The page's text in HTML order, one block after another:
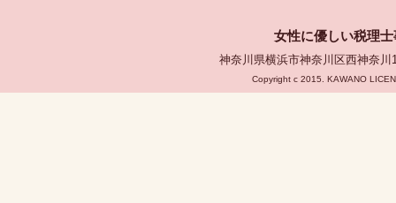
女性に優しい税理
神奈川県横浜市神奈川区西神奈
Copyright c 2015. KAWANO